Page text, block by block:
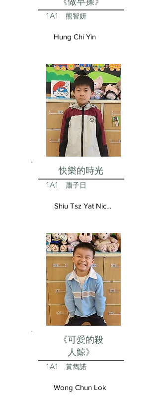
1A1 熊智妍
Hung Chi Yin
快樂的時光
1A1 蕭子日
Shiu Tsz Yat Nicolas
《可愛的殺
人鯨》
1A1 黃雋諾
Wong Chun Lok